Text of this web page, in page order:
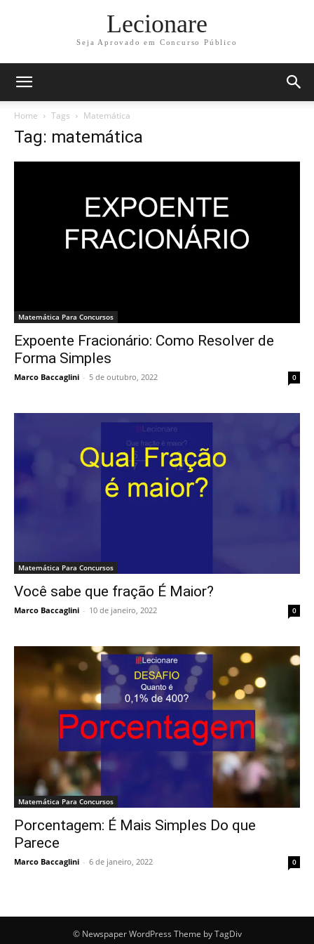
Lecionare
Seja Aprovado em Concurso Público
Home Tags Matemática
Tag: matemática
Matemática Para Concursos
Expoente Fracionário: Como Resolver de
Forma Simples
Marco Baccaglini - 5 de outubro, 2022 0
Matemática Para Concursos
Você sabe que fração É Maior?
Marco Baccaglini - 10 de janeiro, 2022 0
Matemática Para Concursos
Porcentagem: É Mais Simples Do que
Parece
Marco Baccaglini - 6 de janeiro, 2022 0
© Newspaper WordPress Theme by TagDiv